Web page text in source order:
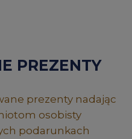
PREZENTY
prezenty nadając
osobisty
podarunkach